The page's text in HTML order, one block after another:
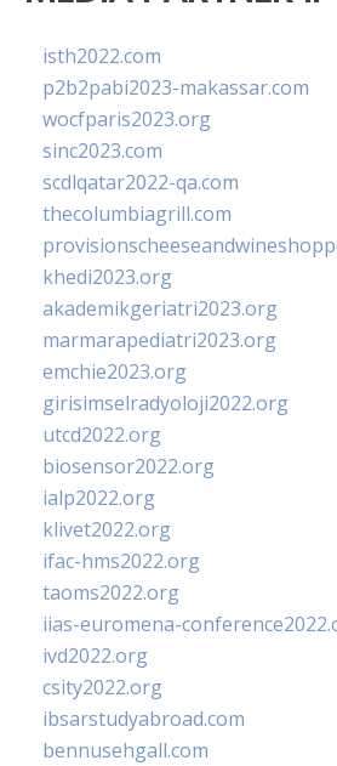
isth2022.com
p2b2pabi2023-makassar.com
wocfparis2023.org
sinc2023.com
scdlqatar2022-qa.com
thecolumbiagrill.com
khedi2023.org
akademikgeriatri2023.org
marmarapediatri2023.org
emchie2023.org
girisimselradyoloji2022.org
utcd2022.org
biosensor2022.org
ialp2022.org
klivet2022.org
ifac-hms2022.org
taoms2022.org
iias-euromena-
ivd2022.org
csity2022.org
ibsarstudyabroad.com
bennusehgall.com